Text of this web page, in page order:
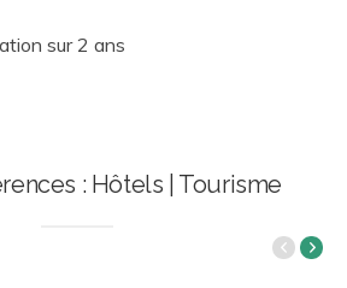
sur 2 ans
: Hôtels | Tourisme